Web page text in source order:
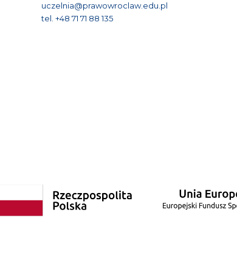
uczelnia@prawowroclaw.edu.pl
tel. +48 71 71 88 135